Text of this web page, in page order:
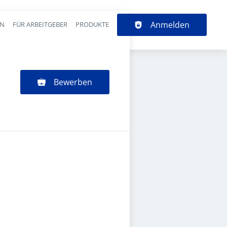
FÜR ARBEITGEBER PRODUKTE Anmelden
Bewerben